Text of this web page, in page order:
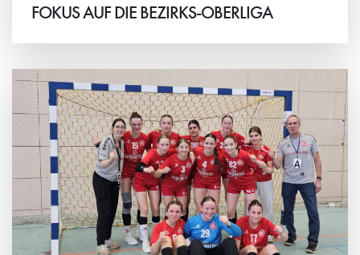
FOKUS AUF DIE BEZIRKS-OBERLIGA